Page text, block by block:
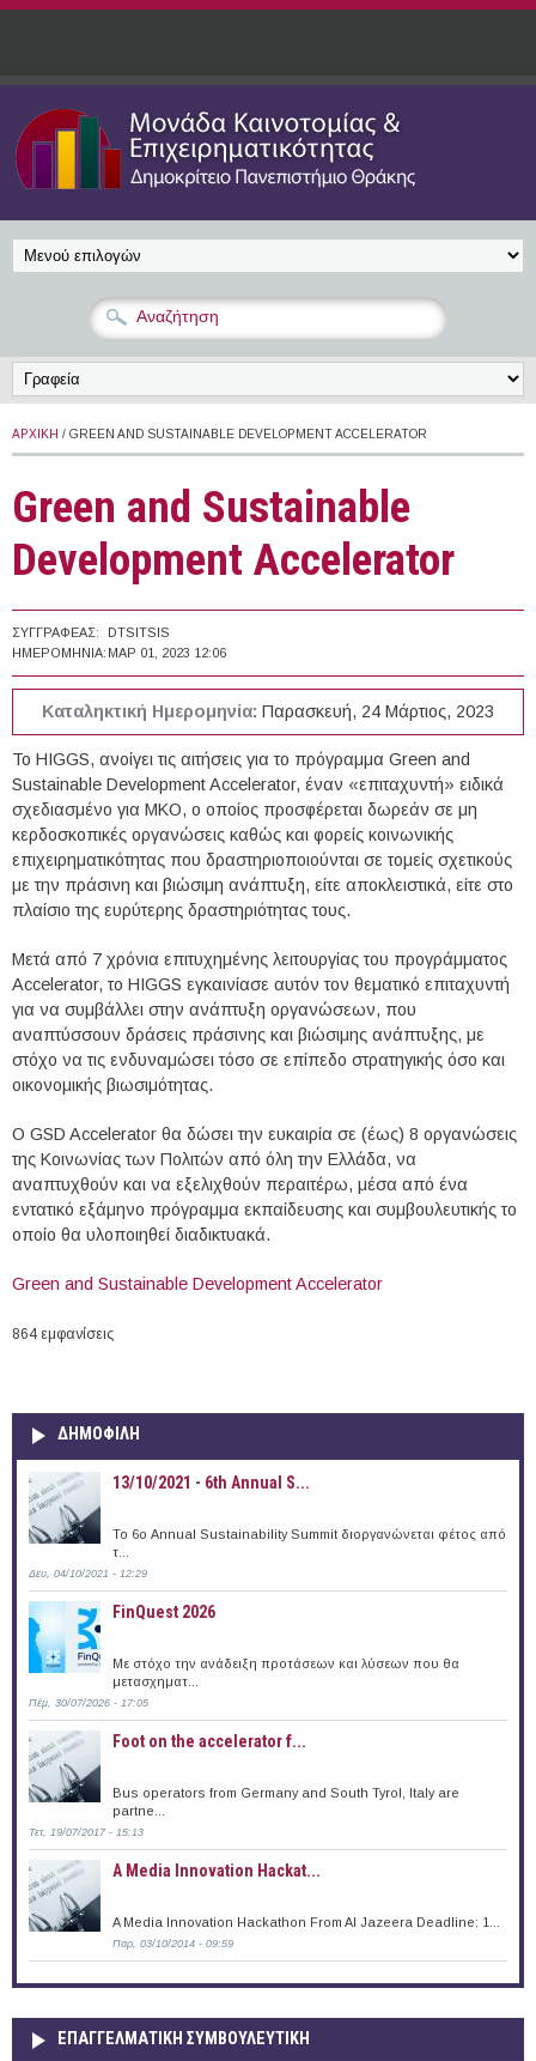
Παράκαμψη προς το κυρίως περιεχόμενο
ΑΡΧΙΚΉ / GREEN AND SUSTAINABLE DEVELOPMENT ACCELERATOR
Green and Sustainable
Development Accelerator
ΣΥΓΓΡΑΦΈΑΣ:
DTSITSIS
ΗΜΕΡΟΜΗΝΊΑ: ΜΑΡ 01, 2023 12:06
Καταληκτική Ημερομηνία: Παρασκευή, 24 Μάρτιος, 2023
Το HIGGS, ανοίγει τις αιτήσεις για το πρόγραμμα Green and
Sustainable Development Accelerator, έναν «επιταχυντή» ειδικά
σχεδιασμένο για ΜΚΟ, ο οποίος προσφέρεται δωρεάν σε μη
κερδοσκοπικές οργανώσεις καθώς και φορείς κοινωνικής
επιχειρηματικότητας που δραστηριοποιούνται σε τομείς σχετικούς
με την πράσινη και βιώσιμη ανάπτυξη, είτε αποκλειστικά, είτε στο
πλαίσιο της ευρύτερης δραστηριότητας τους.
Μετά από 7 χρόνια επιτυχημένης λειτουργίας του προγράμματος
Accelerator, το HIGGS εγκαινίασε αυτόν τον θεματικό επιταχυντή
για να συμβάλλει στην ανάπτυξη οργανώσεων, που
αναπτύσσουν δράσεις πράσινης και βιώσιμης ανάπτυξης, με
στόχο να τις ενδυναμώσει τόσο σε επίπεδο στρατηγικής όσο και
οικονομικής βιωσιμότητας.
Ο GSD Accelerator θα δώσει την ευκαιρία σε (έως) 8 οργανώσεις
της Κοινωνίας των Πολιτών από όλη την Ελλάδα, να
αναπτυχθούν και να εξελιχθούν περαιτέρω, μέσα από ένα
εντατικό εξάμηνο πρόγραμμα εκπαίδευσης και συμβουλευτικής το
οποίο θα υλοποιηθεί διαδικτυακά.
Green and Sustainable Development Accelerator
864 εμφανίσεις
ΔΗΜΟΦΙΛΗ
13/10/2021 - 6th Annual S...
To 6ο Annual Sustainability Summit διοργανώνεται φέτος από
τ...
Δευ, 04/10/2021 - 12:29
FinQuest 2026
Με στόχο την ανάδειξη προτάσεων και λύσεων που θα
μετασχηματ...
Πέμ, 30/07/2026 - 17:05
Foot on the accelerator f...
Bus operators from Germany and South Tyrol, Italy are
partne...
Τετ, 19/07/2017 - 15:13
A Media Innovation Hackat...
A Media Innovation Hackathon From Al Jazeera Deadline: 1...
Παρ, 03/10/2014 - 09:59
ΕΠΑΓΓΕΛΜΑΤΙΚΉ ΣΥΜΒΟΥΛΕΥΤΙΚΉ